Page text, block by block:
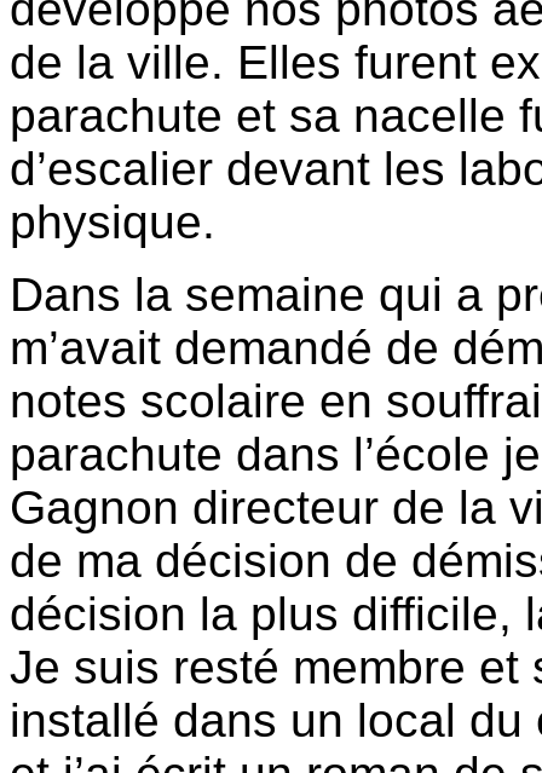
de la ville. Elles furent
parachute et sa nacelle
d’escalier devant les
physique.
Dans la semaine qui a
m’avait demandé de
notes scolaire en
parachute dans l’école
Gagnon directeur de la
de ma décision de
décision la plus difficile,
Je suis resté membre et
installé dans un local